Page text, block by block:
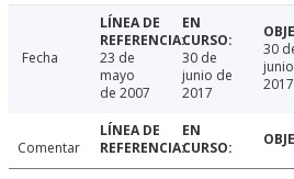
Fecha
23 de
mayo
de 2007
30 de
junio de
2017
30
2017
Comentar